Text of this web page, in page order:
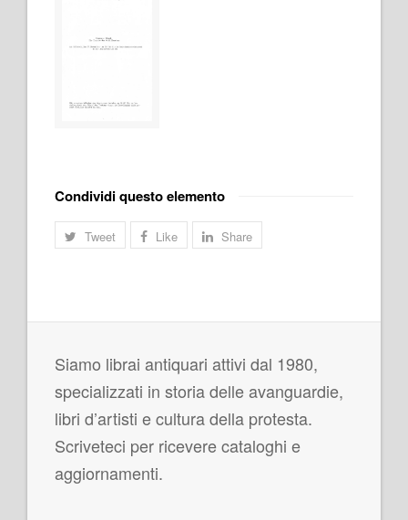
Condividi questo elemento
Tweet Like Share
Siamo librai antiquari attivi dal 1980,
specializzati in storia delle avanguardie,
libri d’artisti e cultura della protesta.
Scriveteci per ricevere cataloghi e
aggiornamenti.